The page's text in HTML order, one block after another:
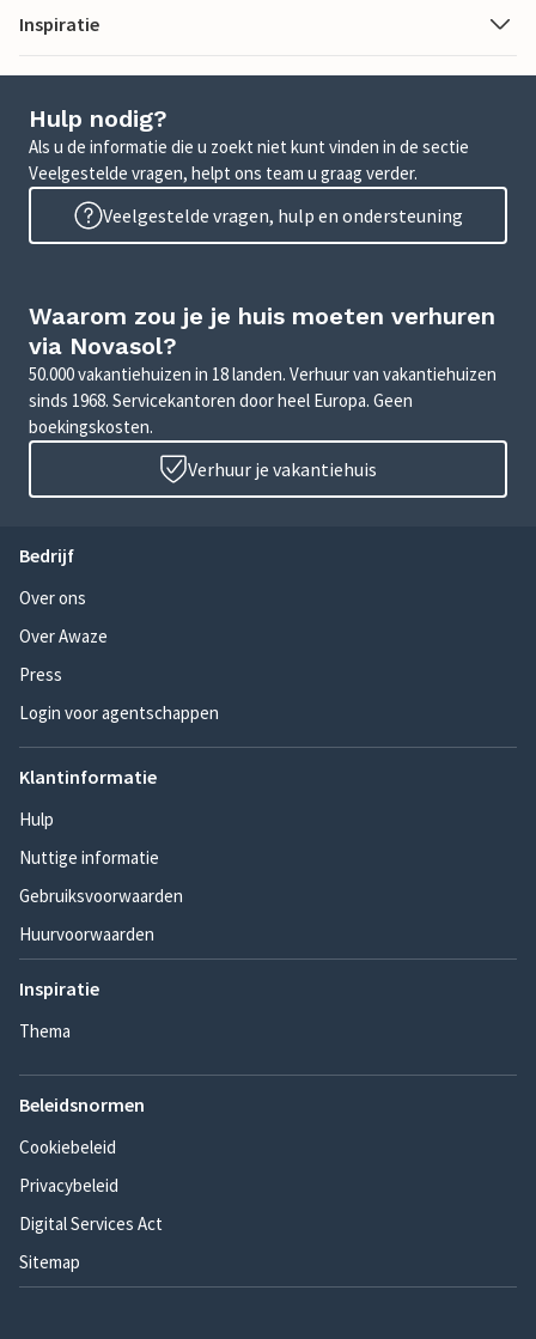
Inspiratie
Hulp nodig?
Als u de informatie die u zoekt niet kunt vinden in de sectie
Veelgestelde vragen, helpt ons team u graag verder.
Veelgestelde vragen, hulp en ondersteuning
Waarom zou je je huis moeten verhuren
via Novasol?
50.000 vakantiehuizen in 18 landen. Verhuur van vakantiehuizen
sinds 1968. Servicekantoren door heel Europa. Geen
boekingskosten.
Verhuur je vakantiehuis
Bedrijf
Over ons
Over Awaze
Press
Login voor agentschappen
Klantinformatie
Hulp
Nuttige informatie
Gebruiksvoorwaarden
Huurvoorwaarden
Inspiratie
Thema
Beleidsnormen
Cookiebeleid
Privacybeleid
Digital Services Act
Sitemap